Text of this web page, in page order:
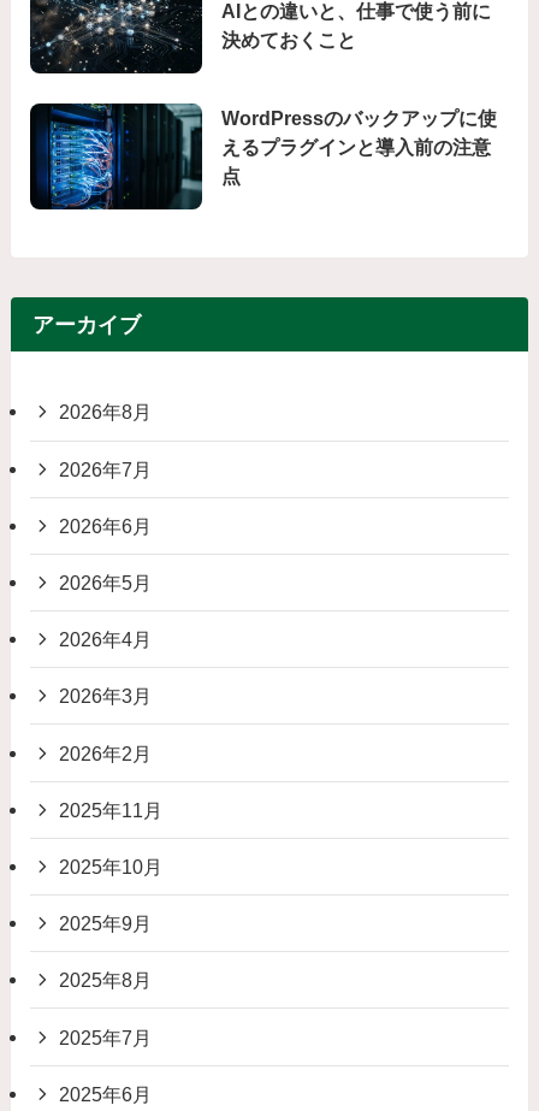
AIとの違いと、仕事で使う前に
決めておくこと
WordPressのバックアップに使
えるプラグインと導入前の注意
点
アーカイブ
2026年8月
2026年7月
2026年6月
2026年5月
2026年4月
2026年3月
2026年2月
2025年11月
2025年10月
2025年9月
2025年8月
2025年7月
2025年6月